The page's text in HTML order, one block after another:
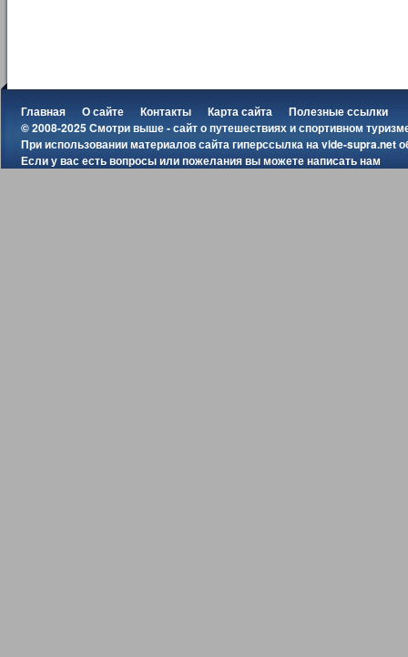
Главная О сайте Контакты Карта сайта
Полезные ссылки
© 2008-2025 Смотри выше - сайт о путешествиях и спортивном
При использовании материалов сайта гиперссылка наvide-supra.net
Если у вас есть вопросы или пожелания вы можетенаписать нам